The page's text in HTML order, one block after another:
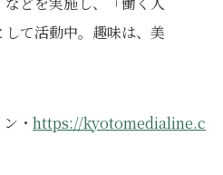
て活動中。趣味は、美
・ https://kyotomedialine.c